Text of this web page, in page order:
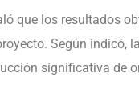
que los resultados
Según indicó,
significativa de